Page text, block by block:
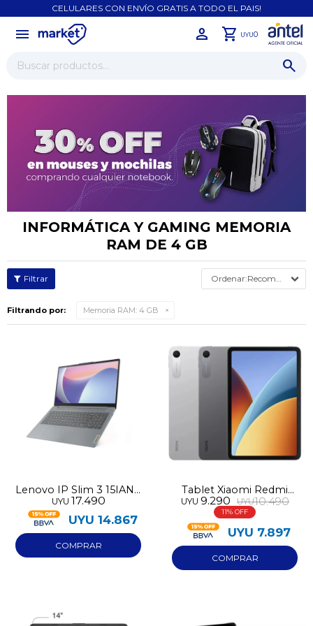
CELULARES CON ENVÍO GRATIS A TODO EL PAIS!
menu UYU0
INFORMÁTICA Y GAMING MEMORIA
RAM DE 4 GB
Recomendados
Filtrando por: Memoria RAM: 4 GB
Lenovo IP Slim 3 15IAN8
128GB N100 4GB RAM
UYU 17.490
UYU 14.867
Tablet Xiaomi Redmi
Pad 2 9.7 128GB 4GB
RAM
UYU 9.290 UYU10.490
11
UYU 7.897
close